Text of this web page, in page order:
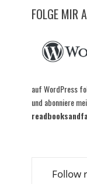
FOLGE MIR
auf WordPress
und abonniere